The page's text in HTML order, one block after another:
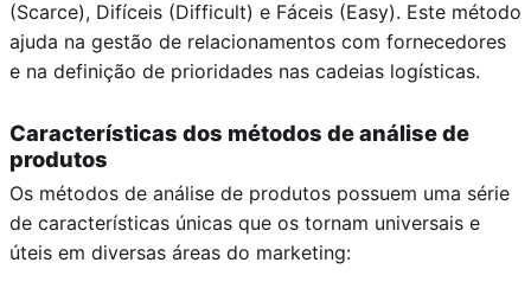
(Scarce), Difíceis (Difficult) e Fáceis (Easy). Este método
ajuda na gestão de relacionamentos com fornecedores
e na definição de prioridades nas cadeias logísticas.
Características dos métodos de análise de
produtos
Os métodos de análise de produtos possuem uma série
de características únicas que os tornam universais e
úteis em diversas áreas do marketing: